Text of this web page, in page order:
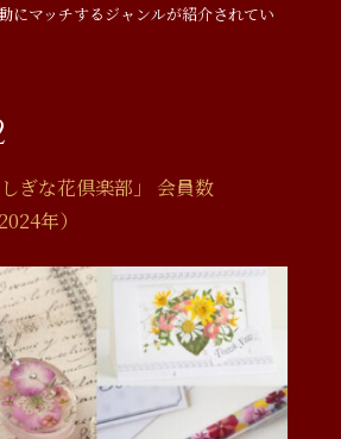
にマッチするジャンルが紹介されてい
ぎな花倶楽部」 会員数
年）